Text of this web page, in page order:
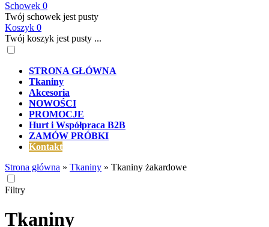
Schowek 0
Twój schowek jest pusty
Koszyk 0
Twój koszyk jest pusty ...
STRONA GŁÓWNA
Tkaniny
Akcesoria
NOWOŚCI
PROMOCJE
Hurt i Współpraca B2B
ZAMÓW PRÓBKI
Kontakt
Strona główna » Tkaniny » Tkaniny żakardowe
Filtry
Tkaniny